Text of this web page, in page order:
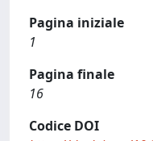
Pagina iniziale
1
Pagina finale
16
Codice DOI